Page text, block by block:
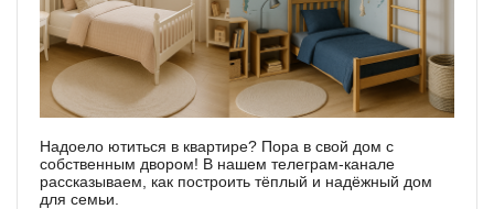
Надоело ютиться в квартире? Пора в свой дом с
собственным двором! В нашем телеграм-канале
рассказываем, как построить тёплый и надёжный дом
для семьи.